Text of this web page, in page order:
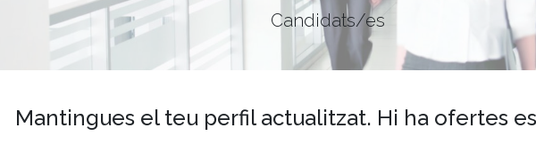
Candidats/es
Mantingues el teu perfil actualitzat. Hi ha ofertes